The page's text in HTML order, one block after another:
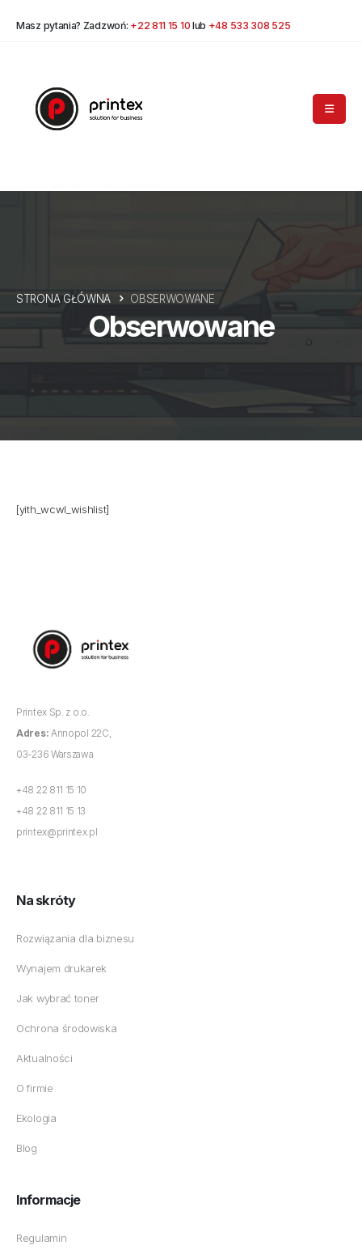
Masz pytania? Zadzwoń: +22 811 15 10 lub +48 533 308 525
Obserwowane
STRONA GŁÓWNA OBSERWOWANE
[yith_wcwl_wishlist]
Printex Sp. z o.o.
Adres: Annopol 22C,
03-236 Warszawa
+48 22 811 15 10
+48 22 811 15 13
printex@printex.pl
Na skróty
Rozwiązania dla biznesu
Wynajem drukarek
Jak wybrać toner
Ochrona środowiska
Aktualności
O firmie
Ekologia
Blog
Informacje
Regulamin